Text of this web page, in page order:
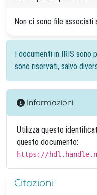
Non ci sono file
I documenti in IRIS
sono riservati, salvo
Informazioni
Utilizza questo
questo documento:
https://
Citazioni